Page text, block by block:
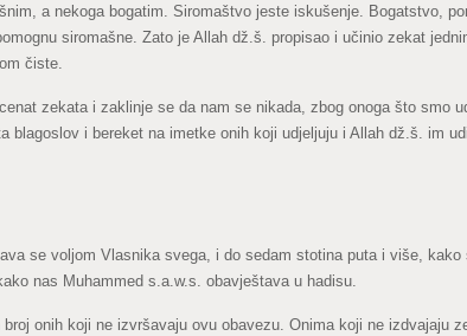
a nekoga bogatim. Siromaštvo jeste iskušenje. Bogatstvo,
siromašne. Zato je Allah dž.š. propisao i učinio zekat
čiste.
zekata i zaklinje se da nam se nikada, zbog onoga što smo
i bereket na imetke onih koji udjeljuju i Allah dž.š. im
se voljom Vlasnika svega, i do sedam stotina puta i više, kako
nas Muhammed s.a.w.s. obavještava u hadisu.
onih koji ne izvršavaju ovu obavezu. Onima koji ne izdvajaju